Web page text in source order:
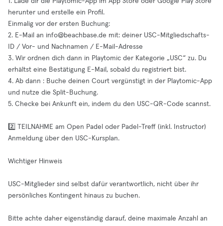
herunter und erstelle ein Profil.
Einmalig vor der ersten Buchung:
2. E-Mail an info@beachbase.de mit: deiner USC-Mitgliedschafts-
ID / Vor- und Nachnamen / E-Mail-Adresse
3. Wir ordnen dich dann in Playtomic der Kategorie „USC“ zu. Du
erhältst eine Bestätigung E-Mail, sobald du registriert bist.
4. Ab dann : Buche deinen Court vergünstigt in der Playtomic-App
und nutze die Split-Buchung.
5. Checke bei Ankunft ein, indem du den USC-QR-Code scannst.
2️⃣ TEILNAHME am Open Padel oder Padel-Treff (inkl. Instructor)
Anmeldung über den USC-Kursplan.
Wichtiger Hinweis
USC-Mitglieder sind selbst dafür verantwortlich, nicht über ihr
persönliches Kontingent hinaus zu buchen.
Bitte achte daher eigenständig darauf, deine maximale Anzahl an